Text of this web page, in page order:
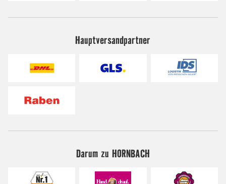
Hauptversandpartner
Darum zu HORNBACH